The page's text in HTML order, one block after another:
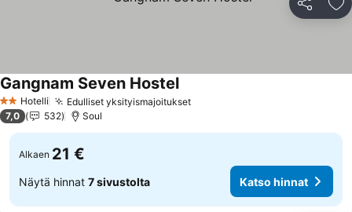
Jaa
2 Tähtiluokitus
Hotelli Edulliset yksityismajoitukset
Gangnam Seven Hostel
7,0 532 Soul
Alkaen 21 €
Näytä hinnat 7 sivustolta Katso hinnat